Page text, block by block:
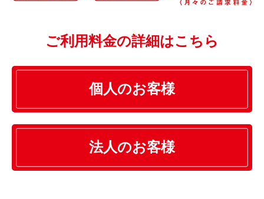
ご利用料金の詳細はこちら
個人のお客様
法人のお客様